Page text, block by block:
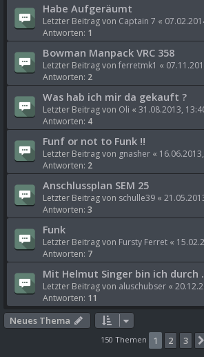
Habe Aufgeräumt
Letzter Beitrag von Captain 7 «
Antworten: 1
Bowman Manpack VRC 358
Letzter Beitrag von ferretmk1 «
Antworten: 2
Was hab ich mir da gekauft ?
Letzter Beitrag von Oli « 31.08.2013,
Antworten: 4
Funf or not to Funk !!
Letzter Beitrag von gnasher «
Antworten: 2
Anschlussplan SEM 25
Letzter Beitrag von schulle39 «
Antworten: 3
Funk
Letzter Beitrag von Fursty Ferret «
Antworten: 7
Mit Helmut Singer bin ich durch
Letzter Beitrag von aluschubser «
Antworten: 11
Neues Thema
150 Themen 1 2 3